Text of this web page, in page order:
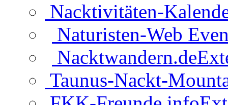
Nacktivitäten-
Naturisten-Web
Nacktwandern.de
Taunus-Nackt-